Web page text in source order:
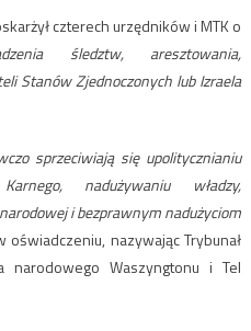
czterech urzędników i MTK o
śledztw, aresztowania,
Stanów Zjednoczonych lub Izraela
sprzeciwiają się upolitycznianiu
nadużywaniu władzy,
i bezprawnym nadużyciom
nazywając Trybunał
narodowego Waszyngtonu i Tel